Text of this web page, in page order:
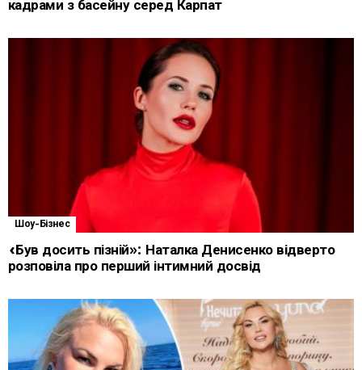
кадрами з басейну серед Карпат
Шоу-Бізнес
«Був досить пізній»: Наталка Денисенко відверто
розповіла про перший інтимний досвід